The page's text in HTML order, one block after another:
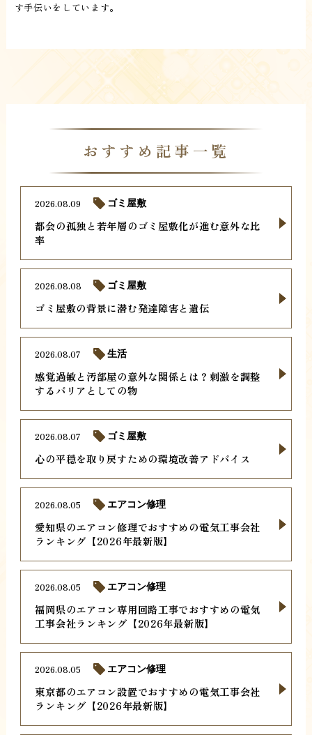
す手伝いをしています。
おすすめ記事一覧
都会の孤独と若年層のゴミ屋敷化が進む意外な比
率
2026.08.09 ゴミ屋敷
ゴミ屋敷の背景に潜む発達障害と遺伝
2026.08.08 ゴミ屋敷
感覚過敏と汚部屋の意外な関係とは？刺激を調整
するバリアとしての物
2026.08.07 生活
心の平穏を取り戻すための環境改善アドバイス
2026.08.07 ゴミ屋敷
愛知県のエアコン修理でおすすめの電気工事会社
ランキング【2026年最新版】
2026.08.05 エアコン修理
福岡県のエアコン専用回路工事でおすすめの電気
工事会社ランキング【2026年最新版】
2026.08.05 エアコン修理
東京都のエアコン設置でおすすめの電気工事会社
ランキング【2026年最新版】
2026.08.05 エアコン修理